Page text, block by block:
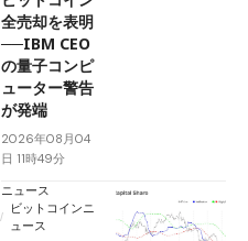
全売却を表明
──IBM CEO
の量子コンピ
ューター警告
が発端
2026年08月04
日 11時49分
ニュース
ビットコインニ
ュース